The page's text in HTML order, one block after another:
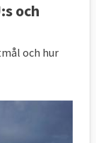
och
och hur